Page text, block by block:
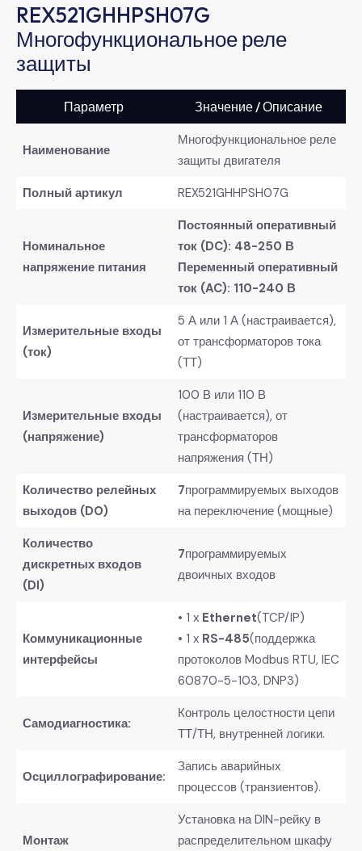
REX521GHHPSH07G
Многофункциональное реле
защиты
Параметр Значение / Описание
Наименование
Многофункциональное реле
защиты двигателя
Полный артикул
REX521GHHPSH07G
Номинальное
напряжение питания
Постоянный оперативный
ток (DC): 48-250 В
Переменный оперативный
ток (AC): 110-240 В
Измерительные входы
(ток)
5 А или 1 А (настраивается),
от трансформаторов тока
(ТТ)
Измерительные входы
(напряжение)
100 В или 110 В
(настраивается), от
трансформаторов
напряжения (ТН)
Количество релейных
выходов (DO)
7программируемых выходов
на переключение (мощные)
Количество
дискретных входов
(DI)
7программируемых
двоичных входов
Коммуникационные
интерфейсы
• 1 x Ethernet(TCP/IP)
• 1 x RS-485(поддержка
протоколов Modbus RTU, IEC
60870-5-103, DNP3)
Самодиагностика:
Контроль целостности цепи
ТТ/ТН, внутренней логики.
Осциллографирование:
Запись аварийных
процессов (транзиентов).
Монтаж
Установка на DIN-рейку в
распределительном шкафу